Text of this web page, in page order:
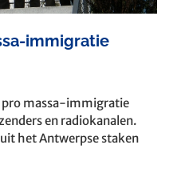
immigratie
pro massa-immigratie
en radiokanalen.
het Antwerpse staken